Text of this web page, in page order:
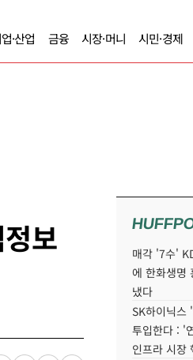
·산업 금융 시장·머니 시민·경제
보
매각 '7수'
에 한화생명
냈다
SK하이닉스
투입한다 : '
인프라 시장